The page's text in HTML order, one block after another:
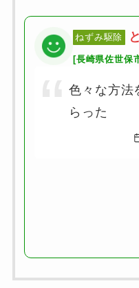
ねずみ駆除
[長崎県佐世保
色々な方法
らった